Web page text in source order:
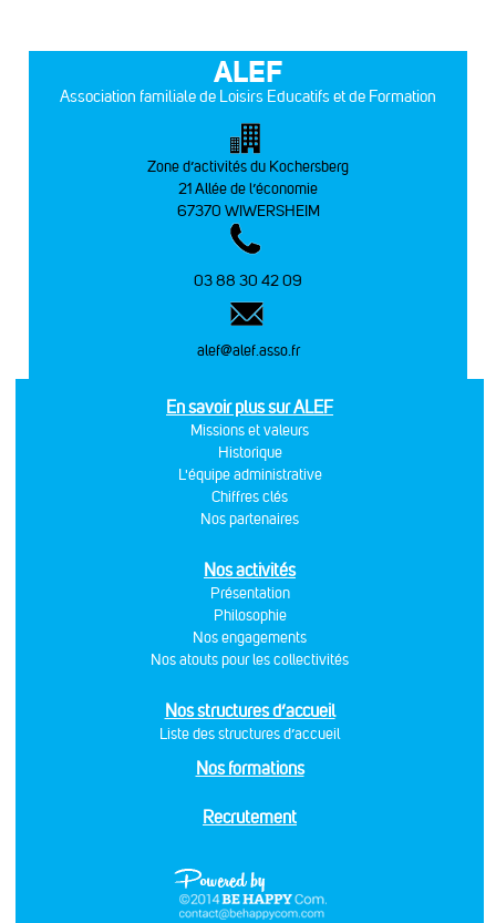
ALEF
Association familiale de Loisirs Educatifs et de Formation
Zone d’activités du Kochersberg
21 Allée de l’économie
67370 WIWERSHEIM
03 88 30 42 09
alef@alef.asso.fr
En savoir plus sur ALEF
Missions et valeurs
Historique
L'équipe administrative
Chiffres clés
Nos partenaires
Nos activités
Présentation
Philosophie
Nos engagements
Nos atouts pour les collectivités
Nos structures d’accueil
Liste des structures d’accueil
Nos formations
Recrutement